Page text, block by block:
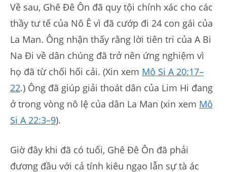
Về sau, Ghê Đê Ôn đã quy tội chính xác cho các
thầy tư tế của Nô Ê vì đã cướp đi 24 con gái của
La Man. Ông nhận thấy rằng lời tiên tri của A Bi
Na Đi về dân chúng đã trở nên ứng nghiệm vì
họ đã từ chối hối cải. (Xin xem Mô Si A 20:17–
22.) Ông đã giúp giải thoát dân của Lim Hi đang
ở trong vòng nô lệ của dân La Man (xin xem Mô
Si A 22:3–9).
Giờ đây khi đã có tuổi, Ghê Đê Ôn đã phải
đương đầu với cả tính kiêu ngạo lẫn sự tà ác